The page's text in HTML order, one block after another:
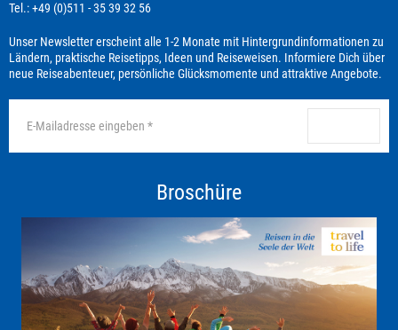
Tel.: +49 (0)511 - 35 39 32 56
Unser Newsletter erscheint alle 1-2 Monate mit Hintergrundinformationen zu
Ländern, praktische Reisetipps, Ideen und Reiseweisen. Informiere Dich über
neue Reiseabenteuer, persönliche Glücksmomente und attraktive Angebote.
Broschüre